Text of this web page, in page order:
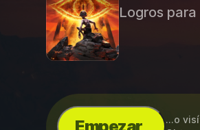
Logros para
...o